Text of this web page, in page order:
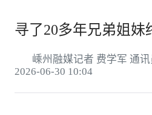
寻了20多年兄弟姐妹
嵊州融媒记者 费学军 通
2026-06-30 10:04